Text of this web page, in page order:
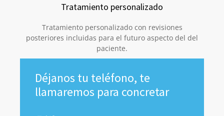
Tratamiento personalizado
Tratamiento personalizado con revisiones
posteriores incluidas para el futuro aspecto del del
paciente.
Déjanos tu teléfono, te
llamaremos para concretar